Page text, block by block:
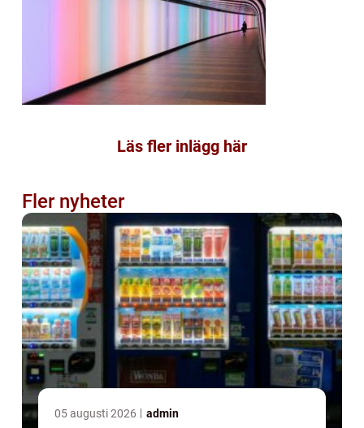
Läs fler inlägg här
Fler nyheter
05 augusti 2026 admin